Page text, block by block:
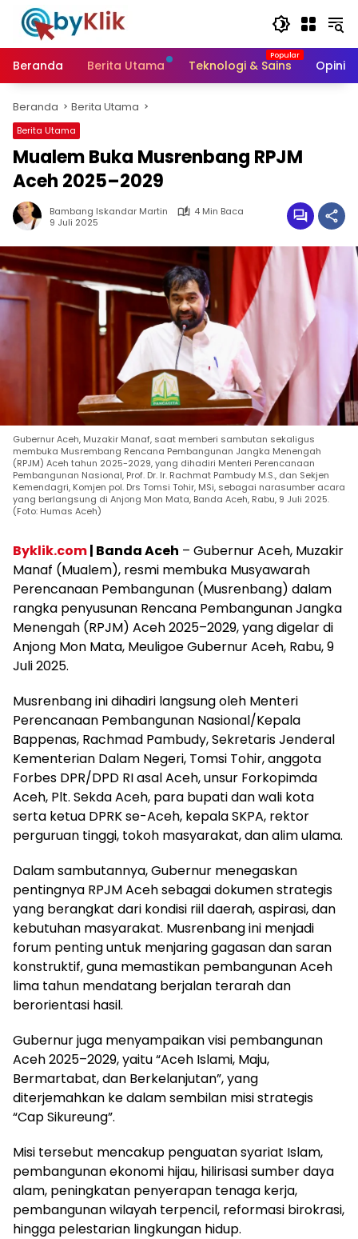
Langsung
konten
Beranda
Berita Utama Teknologi & Sains Opini
Beranda Berita Utama
Berita Utama
Mualem Buka Musrenbang RPJM
Aceh 2025–2029
Bambang Iskandar Martin
4 Min Baca
9 Juli 2025
Gubernur Aceh, Muzakir Manaf, saat memberi sambutan sekaligus
membuka Musrembang Rencana Pembangunan Jangka Menengah
(RPJM) Aceh tahun 2025-2029, yang dihadiri Menteri Perencanaan
Pembangunan Nasional, Prof. Dr. Ir. Rachmat Pambudy M.S., dan Sekjen
Kemendagri, Komjen pol. Drs Tomsi Tohir, MSi, sebagai narasumber acara
yang berlangsung di Anjong Mon Mata, Banda Aceh, Rabu, 9 Juli 2025.
(Foto: Humas Aceh)
Byklik.com| Banda Aceh – Gubernur Aceh, Muzakir
Manaf (Mualem), resmi membuka Musyawarah
Perencanaan Pembangunan (Musrenbang) dalam
rangka penyusunan Rencana Pembangunan Jangka
Menengah (RPJM) Aceh 2025–2029, yang digelar di
Anjong Mon Mata, Meuligoe Gubernur Aceh, Rabu, 9
Juli 2025.
Musrenbang ini dihadiri langsung oleh Menteri
Perencanaan Pembangunan Nasional/Kepala
Bappenas, Rachmad Pambudy, Sekretaris Jenderal
Kementerian Dalam Negeri, Tomsi Tohir, anggota
Forbes DPR/DPD RI asal Aceh, unsur Forkopimda
Aceh, Plt. Sekda Aceh, para bupati dan wali kota
serta ketua DPRK se-Aceh, kepala SKPA, rektor
perguruan tinggi, tokoh masyarakat, dan alim ulama.
Dalam sambutannya, Gubernur menegaskan
pentingnya RPJM Aceh sebagai dokumen strategis
yang berangkat dari kondisi riil daerah, aspirasi, dan
kebutuhan masyarakat. Musrenbang ini menjadi
forum penting untuk menjaring gagasan dan saran
konstruktif, guna memastikan pembangunan Aceh
lima tahun mendatang berjalan terarah dan
berorientasi hasil.
Gubernur juga menyampaikan visi pembangunan
Aceh 2025–2029, yaitu “Aceh Islami, Maju,
Bermartabat, dan Berkelanjutan”, yang
diterjemahkan ke dalam sembilan misi strategis
“Cap Sikureung”.
Misi tersebut mencakup penguatan syariat Islam,
pembangunan ekonomi hijau, hilirisasi sumber daya
alam, peningkatan penyerapan tenaga kerja,
pembangunan wilayah terpencil, reformasi birokrasi,
hingga pelestarian lingkungan hidup.